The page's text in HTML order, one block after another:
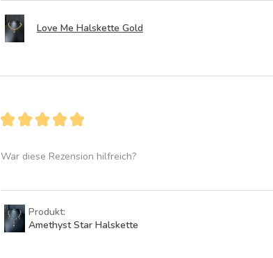
Love Me Halskette Gold
★ ★ ★ ★ ★
War diese Rezension hilfreich?
Produkt:
Amethyst Star Halskette